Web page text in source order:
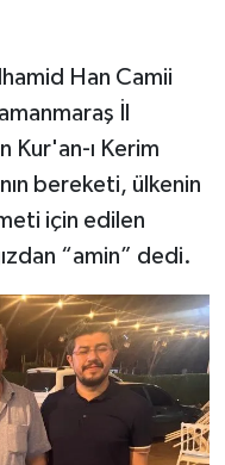
Han Camii
İl
Kur'an-ı Kerim
bereketi, ülkenin
için edilen
“amin” dedi.